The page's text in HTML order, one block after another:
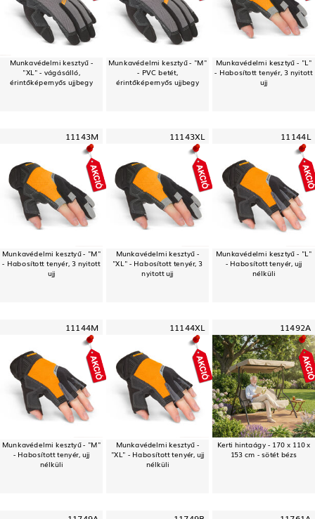
Munkavédelmi kesztyű -
"XL" - vágásálló,
érintőképernyős ujjbegy
Munkavédelmi kesztyű - "M"
- PVC betét,
érintőképernyős ujjbegy
Munkavédelmi kesztyű - "L"
- Habosított tenyér, 3 nyitott
ujj
11143M
Munkavédelmi kesztyű - "M"
- Habosított tenyér, 3 nyitott
ujj
11143XL
Munkavédelmi kesztyű -
"XL" - Habosított tenyér, 3
nyitott ujj
11144L
Munkavédelmi kesztyű - "L"
- Habosított tenyér, ujj
nélküli
11144M
Munkavédelmi kesztyű - "M"
- Habosított tenyér, ujj
nélküli
11144XL
Munkavédelmi kesztyű -
"XL" - Habosított tenyér, ujj
nélküli
11492A
Kerti hintaágy - 170 x 110 x
153 cm - sötét bézs